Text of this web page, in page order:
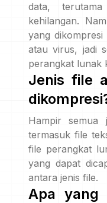
data,
kehilangan.
yang
atau virus, jadi
perangkat lunak
Jenis file
Hampir semua
termasuk file
file perangkat
yang dapat
antara jenis file.
Apa yang